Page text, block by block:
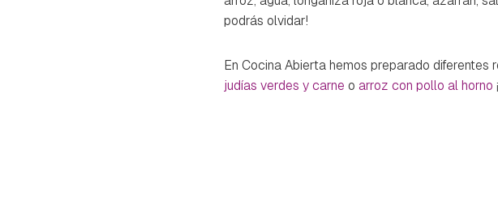
podrás olvidar!
En Cocina Abierta hemos preparado
judías verdes y carne o arroz con pollo al horno